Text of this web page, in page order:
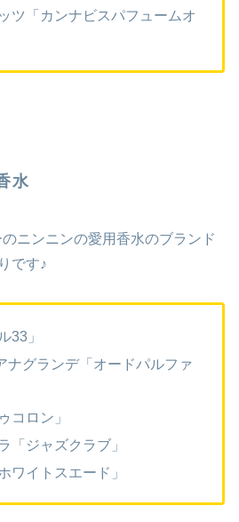
ツ「カンナビスパフュームオ
水
ニンニンの愛用香水のブランド
です♪
33」
ナグランデ「オードパルファ
コロン」
「ジャズクラブ」
ワイトスエード」